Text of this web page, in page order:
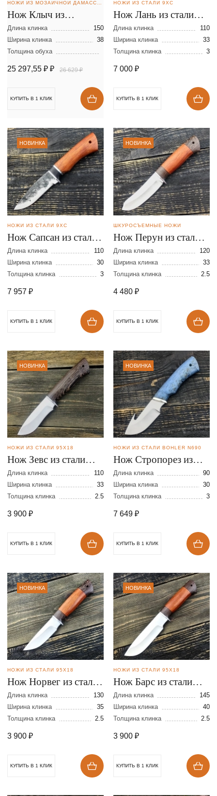
НОЖИ ИЗ МОЗАИЧНОЙ ДАМАССКОЙ СТАЛИ
Нож Клыч из
мозаичной дамасской
стали
Длина клинка
150
Ширина клинка
38
Толщина обуха
25 297,55 ₽ ₽ 26 629 ₽
КУПИТЬ В 1 КЛИК
НОЖИ ИЗ СТАЛИ 9ХС
Нож Лань из стали
9ХС
Длина клинка
110
Ширина клинка
33
Толщина клинка
3
7 000 ₽
КУПИТЬ В 1 КЛИК
НОВИНКА
НОЖИ ИЗ СТАЛИ 9ХС
Нож Сапсан из стали
9ХС
Длина клинка
110
Ширина клинка
30
Толщина клинка
3
7 957 ₽
КУПИТЬ В 1 КЛИК
НОВИНКА
ШКУРОСЪЕМНЫЕ НОЖИ
Нож Перун из стали
95Х18
Длина клинка
120
Ширина клинка
33
Толщина клинка
2.5
4 480 ₽
КУПИТЬ В 1 КЛИК
НОВИНКА
НОЖИ ИЗ СТАЛИ 95Х18
Нож Зевс из стали
95Х18
Длина клинка
110
Ширина клинка
33
Толщина клинка
2.5
3 900 ₽
КУПИТЬ В 1 КЛИК
НОВИНКА
НОЖИ ИЗ СТАЛИ BOHLER N690
Нож Стропорез из
стали N-690
Длина клинка
90
Ширина клинка
30
Толщина клинка
3
7 649 ₽
КУПИТЬ В 1 КЛИК
НОВИНКА
НОЖИ ИЗ СТАЛИ 95Х18
Нож Норвег из стали
95Х18
Длина клинка
130
Ширина клинка
35
Толщина клинка
2.5
3 900 ₽
КУПИТЬ В 1 КЛИК
НОВИНКА
НОЖИ ИЗ СТАЛИ 95Х18
Нож Барс из стали
95Х18
Длина клинка
145
Ширина клинка
40
Толщина клинка
2.5
3 900 ₽
КУПИТЬ В 1 КЛИК